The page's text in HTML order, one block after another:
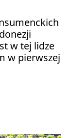
w tej lidze
w pierwszej